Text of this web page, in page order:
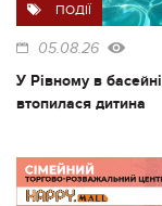
ПОДІЇ
05.08.26
У Рівному в басейні
втопилася дитина